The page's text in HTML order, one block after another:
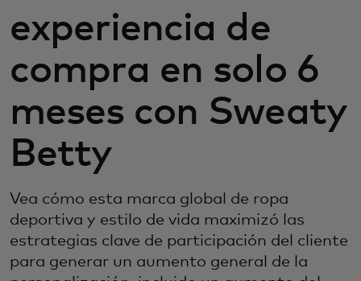
experiencia de
compra en solo 6
meses con Sweaty
Betty
Vea cómo esta marca global de ropa
deportiva y estilo de vida maximizó las
estrategias clave de participación del cliente
para generar un aumento general de la